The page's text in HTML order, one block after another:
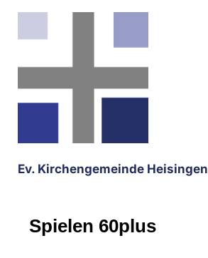
Ev. Kirchengemeinde Heisingen
Spielen 60plus